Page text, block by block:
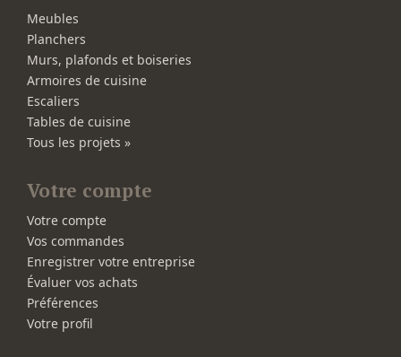
Meubles
Planchers
Murs, plafonds et boiseries
Armoires de cuisine
Escaliers
Tables de cuisine
Tous les projets »
Votre compte
Votre compte
Vos commandes
Enregistrer votre entreprise
Évaluer vos achats
Préférences
Votre profil